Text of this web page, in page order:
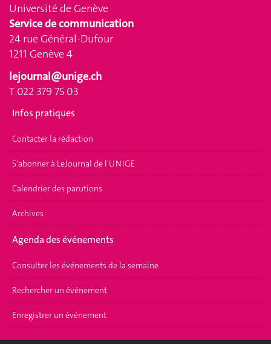
Université de Genève
Service de communication
24 rue Général-Dufour
1211 Genève 4
lejournal@unige.ch
T 022 379 75 03
Infos pratiques
Contacter la rédaction
S'abonner à LeJournal de l'UNIGE
Calendrier des parutions
Archives
Agenda des événements
Consulter les événements de la semaine
Rechercher un événement
Enregistrer un événement